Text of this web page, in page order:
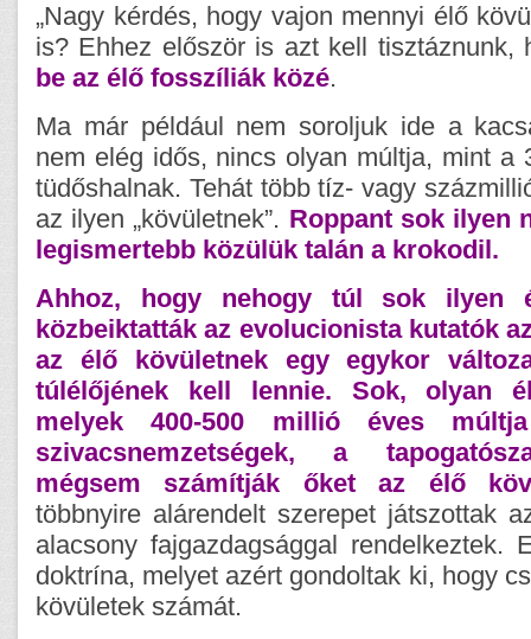
„Nagy kérdés, hogy vajon mennyi élő
is? Ehhez először is azt kell tisztáznunk,
be az élő fosszíliák közé.
Ma már például nem soroljuk ide a
nem elég idős, nincs olyan múltja, mint a
tüdőshalnak. Tehát több tíz- vagy
az ilyen „kövületnek”. Roppant sok ilyen
legismertebb közülük talán a krokodil.
Ahhoz, hogy nehogy túl sok ilyen
közbeiktatták az evolucionista kutatók
az élő kövületnek egy egykor
túlélőjének kell lennie. Sok, olyan
melyek 400-500 millió éves
szivacsnemzetségek, a
mégsem számítják őket az élő
többnyire alárendelt szerepet játszottak
alacsony fajgazdagsággal rendelkeztek.
doktrína, melyet azért gondoltak ki, hogy
kövületek számát.